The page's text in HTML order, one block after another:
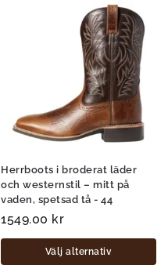
Herrboots i broderat läder
och westernstil – mitt på
vaden, spetsad tå - 44
1549.00 kr
Välj alternativ